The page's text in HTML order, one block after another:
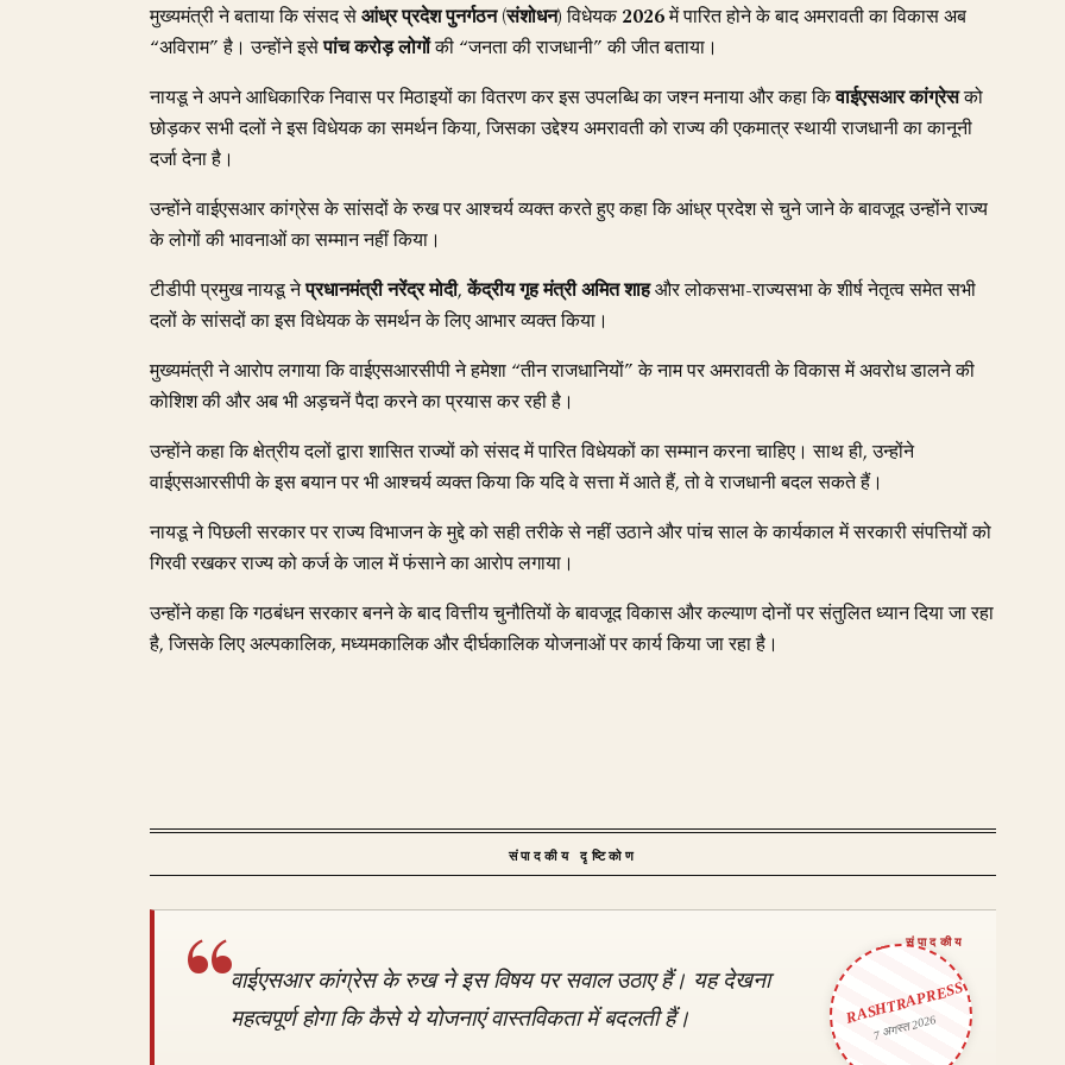
मुख्यमंत्री ने बताया कि संसद सेआंध्र प्रदेश पुनर्गठन (संशोधन)विधेयक2026में पारित होने के बाद अमरावती का विकास अब
“अविराम” है। उन्होंने इसेपांच करोड़ लोगोंकी “जनता की राजधानी” की जीत बताया।
नायडू ने अपने आधिकारिक निवास पर मिठाइयों का वितरण कर इस उपलब्धि का जश्न मनाया और कहा किवाईएसआर कांग्रेसको
छोड़कर सभी दलों ने इस विधेयक का समर्थन किया, जिसका उद्देश्य अमरावती को राज्य की एकमात्र स्थायी राजधानी का कानूनी
दर्जा देना है।
उन्होंने वाईएसआर कांग्रेस के सांसदों के रुख पर आश्चर्य व्यक्त करते हुए कहा कि आंध्र प्रदेश से चुने जाने के बावजूद उन्होंने राज्य
के लोगों की भावनाओं का सम्मान नहीं किया।
टीडीपी प्रमुख नायडू नेप्रधानमंत्री नरेंद्र मोदी,केंद्रीय गृह मंत्री अमित शाहऔर लोकसभा-राज्यसभा के शीर्ष नेतृत्व समेत सभी
दलों के सांसदों का इस विधेयक के समर्थन के लिए आभार व्यक्त किया।
मुख्यमंत्री ने आरोप लगाया कि वाईएसआरसीपी ने हमेशा “तीन राजधानियों” के नाम पर अमरावती के विकास में अवरोध डालने की
कोशिश की और अब भी अड़चनें पैदा करने का प्रयास कर रही है।
उन्होंने कहा कि क्षेत्रीय दलों द्वारा शासित राज्यों को संसद में पारित विधेयकों का सम्मान करना चाहिए। साथ ही, उन्होंने
वाईएसआरसीपी के इस बयान पर भी आश्चर्य व्यक्त किया कि यदि वे सत्ता में आते हैं, तो वे राजधानी बदल सकते हैं।
नायडू ने पिछली सरकार पर राज्य विभाजन के मुद्दे को सही तरीके से नहीं उठाने और पांच साल के कार्यकाल में सरकारी संपत्तियों को
गिरवी रखकर राज्य को कर्ज के जाल में फंसाने का आरोप लगाया।
उन्होंने कहा कि गठबंधन सरकार बनने के बाद वित्तीय चुनौतियों के बावजूद विकास और कल्याण दोनों पर संतुलित ध्यान दिया जा रहा
है, जिसके लिए अल्पकालिक, मध्यमकालिक और दीर्घकालिक योजनाओं पर कार्य किया जा रहा है।
संपादकीय दृष्टिकोण
वाईएसआर कांग्रेस के रुख ने इस विषय पर सवाल उठाए हैं। यह देखना
महत्वपूर्ण होगा कि कैसे ये योजनाएं वास्तविकता में बदलती हैं।
RASHTRAPRESS
7 अगस्त 2026